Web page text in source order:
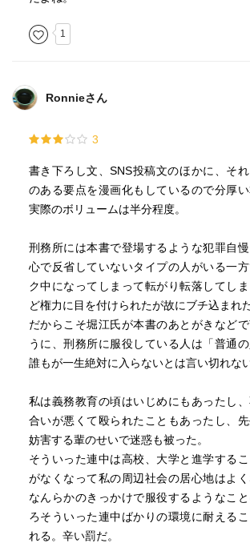
1
Ronnieさん
3
書き下ろし文、SNS投稿文のほかに、そ
のある要点を漫画化もしているので分厚
実際のボリュームは半分程度。
刑務所には本書で登場するような犯罪自
心で反省していないタイプの人がいる一
ク中になってしまって転がり転落してし
ど権力に目を付けられたが故にブチ込まれ
だからこそ堀江氏が本書のあとがきなど
うに、刑務所に服役している人は「普通の
誰もが一生絶対に入らないとは言い切れない
私は義務教育の頃はいじめにもあったし
合いが悪くて殴られたこともあったし、
妨害する輩のせいで迷惑も被った。
そういった連中は高校、大学と進学する
がなくなって私の周辺社会の居心地はよ
なんらかのきっかけで服役するようなこ
ろそういった連中ばかりの環境に耐える
れる。辛い罰だ。